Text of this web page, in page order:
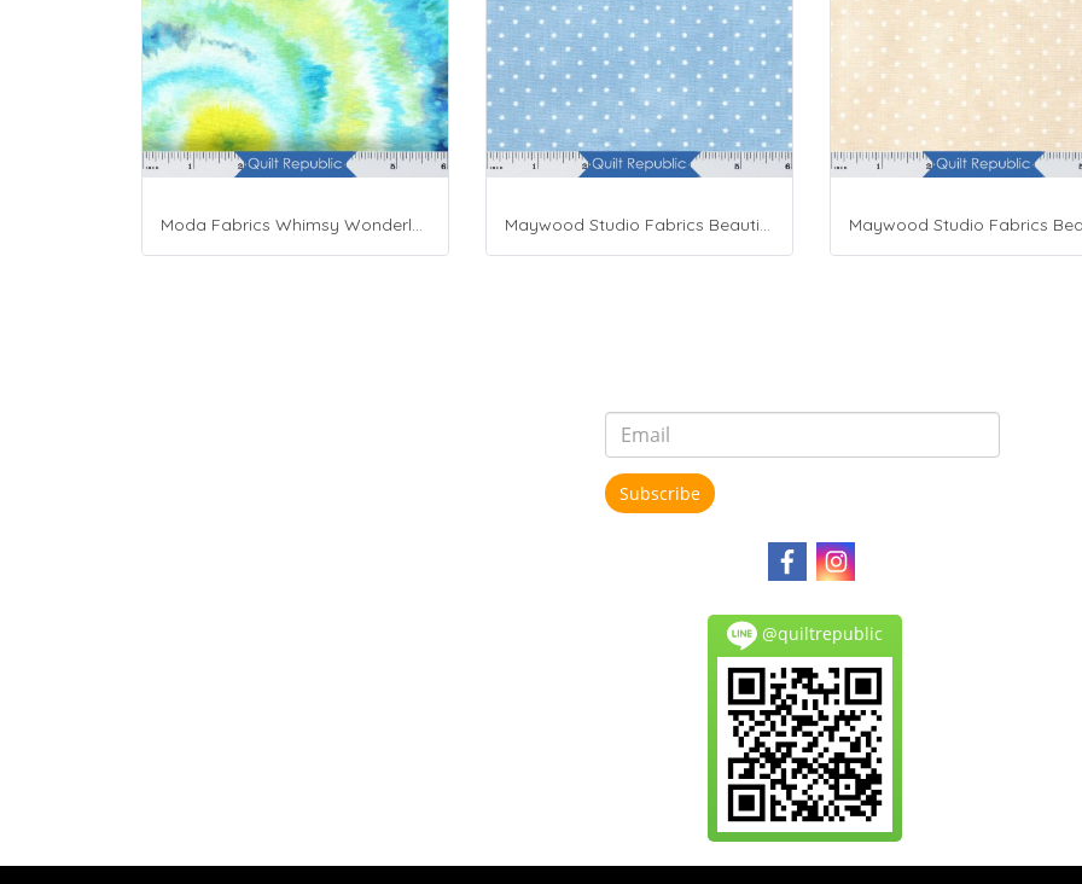
Moda Fabrics Whimsy Wonderland Shakedown Street Spiral Breeze Maywood Studio Fabrics Beautiful Basics Blue
Subscribe
@quiltrepublic